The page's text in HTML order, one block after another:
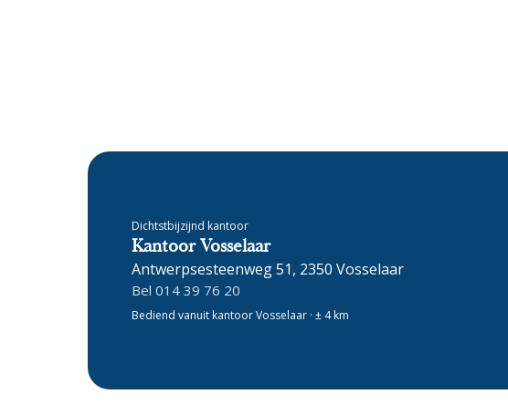
Dichtstbijzijnd kantoor
Kantoor Vosselaar
Antwerpsesteenweg 51, 2350 Vosselaar
Bel 014 39 76 20
Bediend vanuit kantoor Vosselaar · ± 4 km